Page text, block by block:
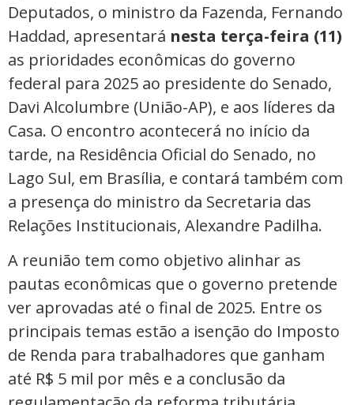
Deputados, o ministro da Fazenda, Fernando
Haddad, apresentará nesta terça-feira (11)
as prioridades econômicas do governo
federal para 2025 ao presidente do Senado,
Davi Alcolumbre (União-AP), e aos líderes da
Casa. O encontro acontecerá no início da
tarde, na Residência Oficial do Senado, no
Lago Sul, em Brasília, e contará também com
a presença do ministro da Secretaria das
Relações Institucionais, Alexandre Padilha.
A reunião tem como objetivo alinhar as
pautas econômicas que o governo pretende
ver aprovadas até o final de 2025. Entre os
principais temas estão a isenção do Imposto
de Renda para trabalhadores que ganham
até R$ 5 mil por mês e a conclusão da